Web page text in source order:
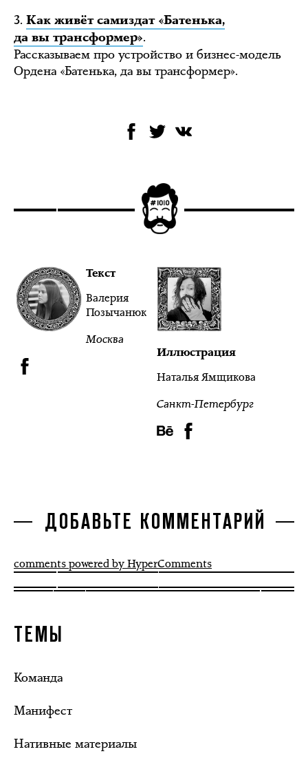
3. Как живёт самиздат «Батенька,
да вы трансформер».
Рассказываем про устройство и бизнес-модель
Ордена «Батенька, да вы трансформер».
Текст
Валерия
Позычанюк
Москва
Иллюстрация
Наталья Ямщикова
Санкт-Петербург
ДОБАВЬТЕ КОММЕНТАРИЙ
comments powered by HyperComments
ТЕМЫ
Команда
Манифест
Нативные материалы